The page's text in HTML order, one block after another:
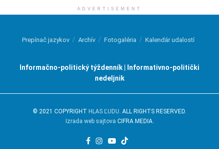
ADVERTISEMENT
Prepínač jazykov Archív Fotogaléria Kalendár udalostí
Informačno-politický týždenník | Informativno-politički
nedeljnik
© 2021 COPYRIGHT HLAS ĽUDU . ALL RIGHTS RESERVED.
Izrada web sajtova CIFRA MEDIA.